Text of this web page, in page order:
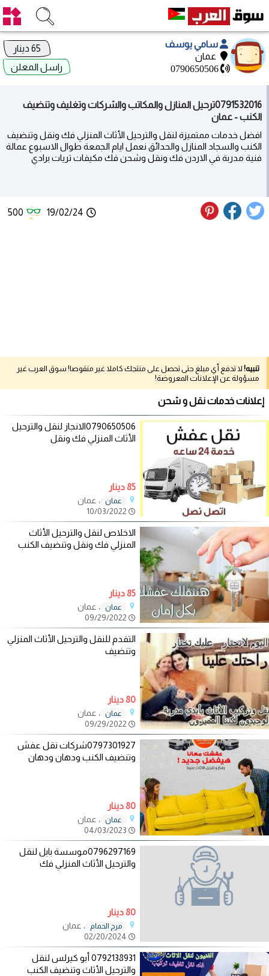
سامي يوسف
عمان
0790650506
راسل المعلن
0791532016ترحيل المنازل والمكاتب والشركات وتغليف وتنضيف
الكنب - عمان
افضل خدمات ممتميزة لنقل والترحيل الأثاث المنزلي فك ونقل وتنضيف
الكنب والسجاد المنازل والحدائق نعمل ايام الجمعة طوال الاسبوع عمالة
فنية مدربة في الاردن فك ونقل وشحن فك مكيفات تريات برادي
19/02/24
500
تنبيه! لا تدفع أي مبلغ حتى تحصل على منتجك كاملا غير منقوصا! سوق العرب غير
مسؤولة عن الإعلانات المعروضة!
إعلانات خدمات نقل و شحن
0790650506الانجاز لنقل والترحيل
الأثاث المنزلي فك ونقل
85 دينار
عمان ، عمان
الاخلاص لنقل والترحيل الأثاث
المنزلي فك ونقل وتنضيف الكنب
85 دينار
عمان ، عمان
التقدم للنقل والترحيل الأثاث المنزلي
وتنضيف
80 دينار
عمان ، عمان
0797301927شركات نقل عفش
وتنضيف الكنب ودهان ودهان
80 دينار
عمان ، عمان
0796297169موسسة بابل لنقل
والترحيل الأثاث المنزلي فك
80 دينار
مرج الحمام
، عمان
0792138931 أبو كيرلس لنقل
والترحيل الأثاث وتنضيف الكنب